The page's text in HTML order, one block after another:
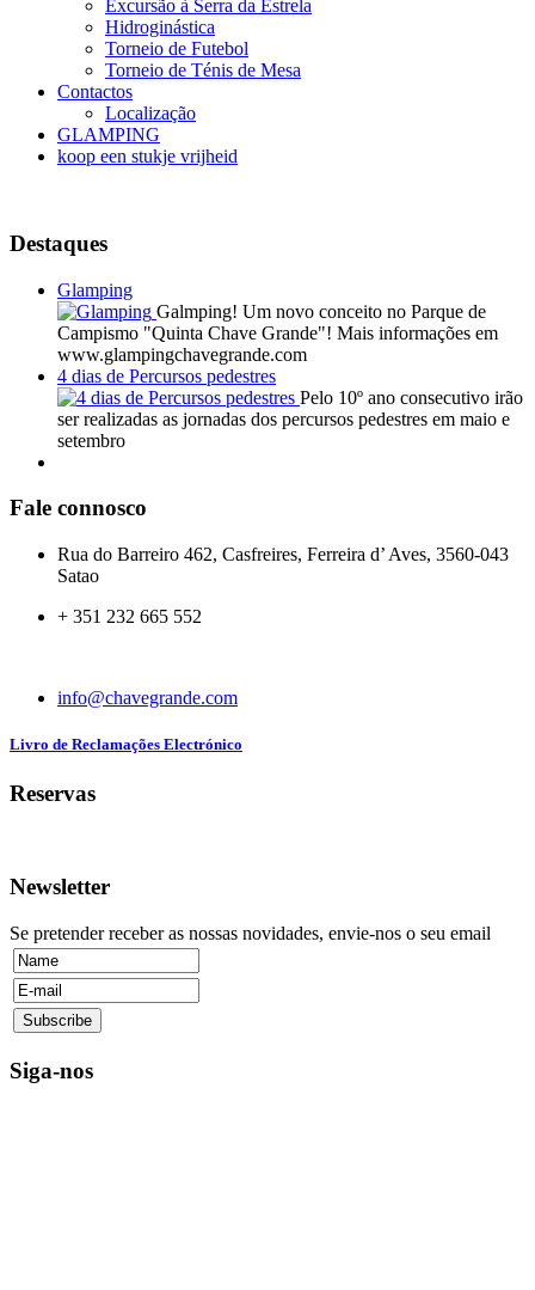
Excursão à Serra da Estrela
Hidroginástica
Torneio de Futebol
Torneio de Ténis de Mesa
Contactos
Localização
GLAMPING
koop een stukje vrijheid
Destaques
Glamping
Galmping! Um novo conceito no Parque de
Campismo "Quinta Chave Grande"! Mais informações em
www.glampingchavegrande.com
4 dias de Percursos pedestres
Pelo 10º ano consecutivo irão
ser realizadas as jornadas dos percursos pedestres em maio e
setembro
Fale connosco
Rua do Barreiro 462, Casfreires, Ferreira d’ Aves, 3560-043
Satao
+ 351 232 665 552
info@chavegrande.com
Livro de Reclamações Electrónico
Reservas
Newsletter
Se pretender receber as nossas novidades, envie-nos o seu email
Siga-nos